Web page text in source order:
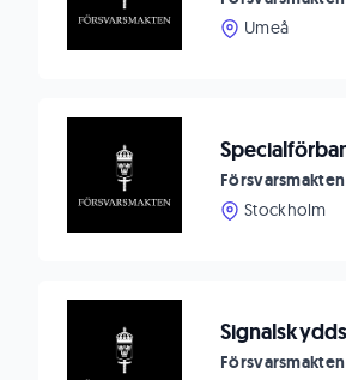
Umeå
Försvarsmakten
Stockholm
Försvarsmakten